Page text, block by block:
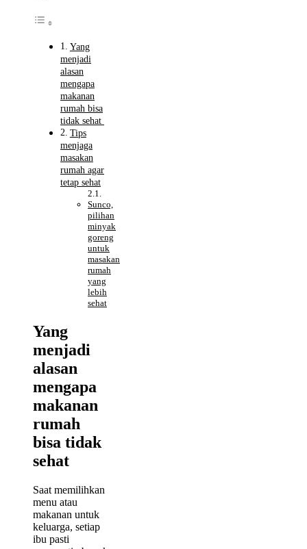
Yang
menjadi
alasan
mengapa
makanan
rumah bisa
tidak sehat
Tips
menjaga
masakan
rumah agar
tetap sehat
Sunco,
pilihan
minyak
goreng
untuk
masakan
rumah
yang
lebih
sehat
Yang
menjadi
alasan
mengapa
makanan
rumah
bisa tidak
sehat
Saat memilihkan
menu atau
makanan untuk
keluarga, setiap
ibu pasti